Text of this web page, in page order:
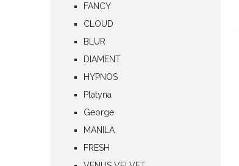
FANCY
CLOUD
BLUR
DIAMENT
HYPNOS
Platyna
George
MANILA
FRESH